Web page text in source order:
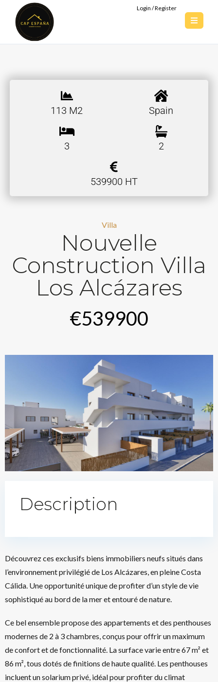
Login / Register
113 M2 Spain
3 2
539900 HT
Villa
Nouvelle
Construction Villa
Los Alcázares
€539900
Description
Découvrez ces exclusifs biens immobiliers neufs situés dans
l’environnement privilégié de Los Alcázares, en pleine Costa
Cálida. Une opportunité unique de profiter d’un style de vie
sophistiqué au bord de la mer et entouré de nature.
Ce bel ensemble propose des appartements et des penthouses
modernes de 2 à 3 chambres, conçus pour offrir un maximum
de confort et de fonctionnalité. La surface varie entre 67 m² et
86 m², tous dotés de finitions de haute qualité. Les penthouses
incluent un solarium privé, idéal pour profiter du climat